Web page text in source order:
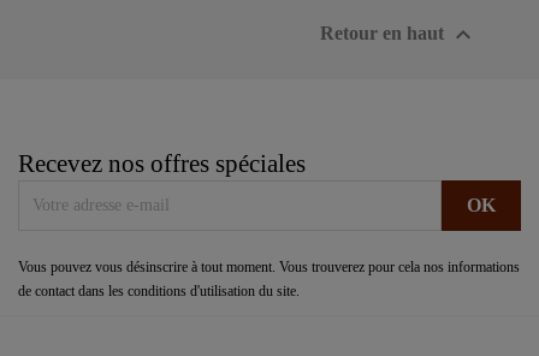
Retour en haut 
Recevez nos offres spéciales
Vous pouvez vous désinscrire à tout moment. Vous trouverez pour cela nos informations
de contact dans les conditions d'utilisation du site.